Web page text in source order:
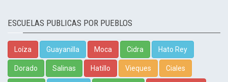
ESCUELAS PUBLICAS POR PUEBLOS
Loíza Guayanilla Moca Cidra Hato Rey
Dorado Salinas Hatillo Vieques Ciales